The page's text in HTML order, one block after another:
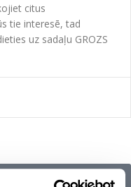
citus
tie interesē, tad
uz sadaļu GROZS